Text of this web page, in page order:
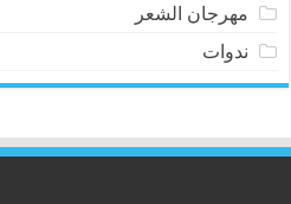
مهرجان الشعر
ندوات